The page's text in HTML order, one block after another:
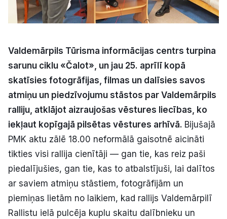
Sludinājumi
Pasākumi
Reklāma
Politiskā reklāma
Par mums
Kontakti
Ziņo redakcijai
Valdemārpils Tūrisma informācijas centrs turpina
sarunu ciklu «Čalot», un jau 25. aprīlī kopā
skatīsies fotogrāfijas, filmas un dalīsies savos
atmiņu un piedzīvojumu stāstos par Valdemārpils
ralliju, atklājot aizraujošas vēstures liecības, ko
iekļaut kopīgajā pilsētas vēstures arhīvā. Bijušajā
PMK aktu zālē 18.00 neformālā gaisotnē aicināti
tikties visi rallija cienītāji — gan tie, kas reiz paši
piedalījušies, gan tie, kas to atbalstījuši, lai dalītos
ar saviem atmiņu stāstiem, fotogrāfijām un
piemiņas lietām no laikiem, kad rallijs Valdemārpilī
Rallistu ielā pulcēja kuplu skaitu dalībnieku un